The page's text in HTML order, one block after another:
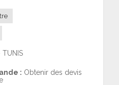
TUNIS
: Obtenir des devis